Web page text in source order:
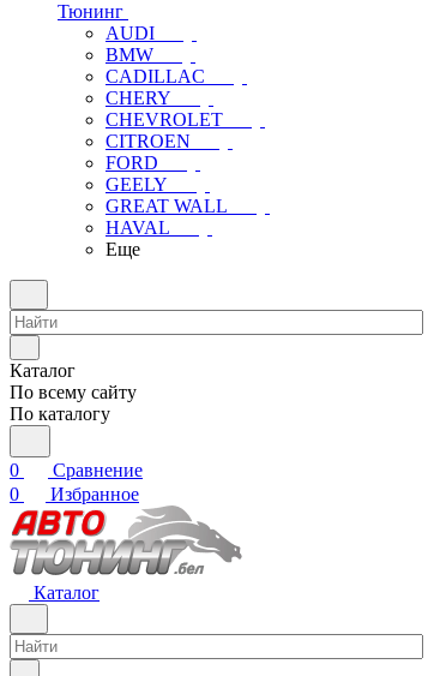
Тюнинг
AUDI
BMW
CADILLAC
CHERY
CHEVROLET
CITROEN
FORD
GEELY
GREAT WALL
HAVAL
Еще
Каталог
По всему сайту
По каталогу
0
Сравнение
0
Избранное
Каталог